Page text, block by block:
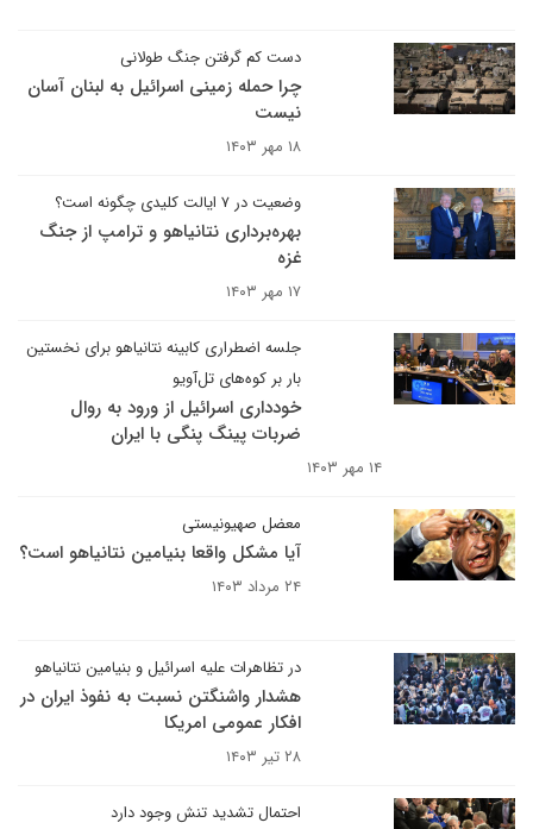
دست کم گرفتن جنگ طولانی
چرا حمله زمینی اسرائیل به لبنان آسان
نیست
۱۸ مهر ۱۴۰۳
وضعیت در ۷ ایالت کلیدی چگونه است؟
بهره‌برداری نتانیاهو و ترامپ از جنگ
غزه
۱۷ مهر ۱۴۰۳
جلسه اضطراری کابینه نتانیاهو برای نخستین
بار بر کوه‌های تل‌آویو
خودداری اسرائیل از ورود به روال
ضربات پینگ پنگی با ایران
۱۴ مهر ۱۴۰۳
معضل صهیونیستی
آیا مشکل واقعا بنیامین نتانیاهو است؟
۲۴ مرداد ۱۴۰۳
در تظاهرات علیه اسرائیل و بنیامین نتانیاهو
هشدار واشنگتن نسبت به نفوذ ایران در
افکار عمومی امریکا
۲۸ تیر ۱۴۰۳
احتمال تشدید تنش وجود دارد